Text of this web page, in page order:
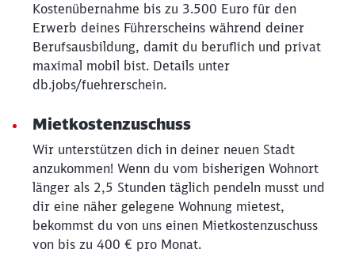
Kostenübernahme bis zu 3.500 Euro für den
Erwerb deines Führerscheins während deiner
Berufsausbildung, damit du beruflich und privat
maximal mobil bist. Details unter
db.jobs/fuehrerschein.
Mietkostenzuschuss
Wir unterstützen dich in deiner neuen Stadt
anzukommen! Wenn du vom bisherigen Wohnort
länger als 2,5 Stunden täglich pendeln musst und
dir eine näher gelegene Wohnung mietest,
bekommst du von uns einen Mietkostenzuschuss
von bis zu 400 € pro Monat.